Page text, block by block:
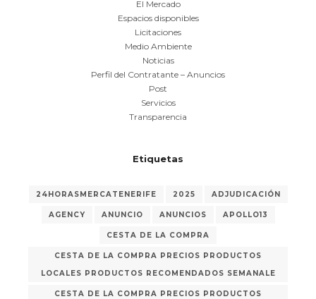
El Mercado
Espacios disponibles
Licitaciones
Medio Ambiente
Noticias
Perfil del Contratante – Anuncios
Post
Servicios
Transparencia
Etiquetas
24HORASMERCATENERIFE 2025 ADJUDICACIÓN
AGENCY ANUNCIO ANUNCIOS APOLLO13
CESTA DE LA COMPRA
CESTA DE LA COMPRA PRECIOS PRODUCTOS
LOCALES PRODUCTOS RECOMENDADOS SEMANALE
CESTA DE LA COMPRA PRECIOS PRODUCTOS